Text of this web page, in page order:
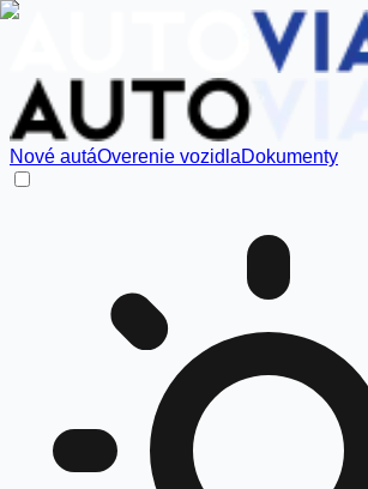
Nové autáOverenie vozidlaDokumenty